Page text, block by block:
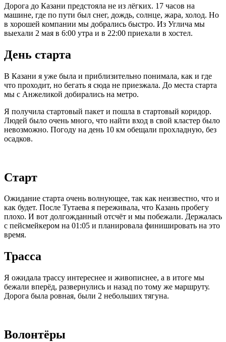
Дорога до Казани предстояла не из лёгких. 17 часов на
машине, где по пути был снег, дождь, солнце, жара, холод. Но
в хорошей компании мы добрались быстро. Из Углича мы
выехали 2 мая в 6:00 утра и в 22:00 приехали в хостел.
День старта
В Казани я уже была и приблизительно понимала, как и где
что проходит, но бегать я сюда не приезжала. До места старта
мы с Анжеликой добирались на метро.
Я получила стартовый пакет и пошла в стартовый коридор.
Людей было очень много, что найти вход в свой кластер было
невозможно. Погоду на день 10 км обещали прохладную, без
осадков.
Старт
Ожидание старта очень волнующее, так как неизвестно, что и
как будет. После Тутаева я переживала, что Казань пробегу
плохо. И вот долгожданный отсчёт и мы побежали. Держалась
с пейсмейкером на 01:05 и планировала финишировать на это
время.
Трасса
Я ожидала трассу интереснее и живописнее, а в итоге мы
бежали вперёд, развернулись и назад по тому же маршруту.
Дорога была ровная, были 2 небольших тягуна.
Волонтёры